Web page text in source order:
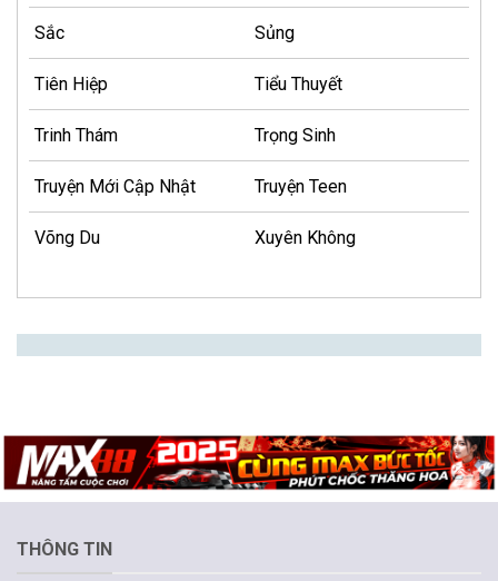
Sắc Sủng
Tiên Hiệp Tiểu Thuyết
Trinh Thám Trọng Sinh
Truyện Mới Cập Nhật Truyện Teen
Võng Du Xuyên Không
THÔNG TIN